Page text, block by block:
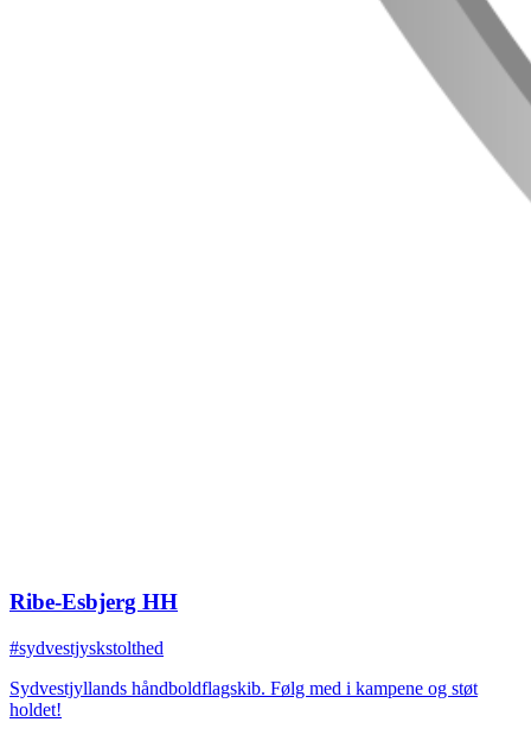
Ribe-Esbjerg HH
#sydvestjyskstolthed
Sydvestjyllands håndboldflagskib. Følg med i kampene og støt
holdet!